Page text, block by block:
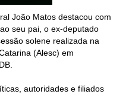
João Matos destacou com
seu pai, o ex-deputado
solene realizada na
(Alesc) em
autoridades e filiados